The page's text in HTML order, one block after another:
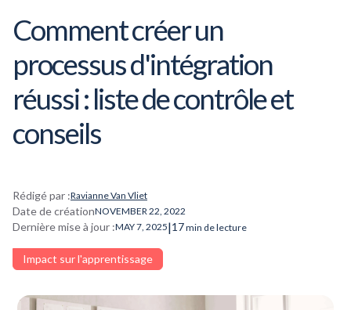
Comment créer un
processus d'intégration
réussi : liste de contrôle et
conseils
Rédigé par :Ravianne Van Vliet
Date de créationNOVEMBER 22, 2022
Dernière mise à jour :MAY 7, 2025|17min de lecture
Impact sur l'apprentissage